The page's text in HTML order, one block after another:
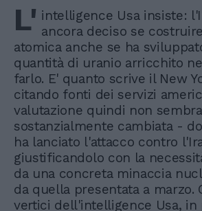
L' intelligence Usa insiste:
ancora deciso se
atomica anche se ha
quantità di uranio arricchito
farlo. E' quanto scrive il New
citando fonti dei servizi
valutazione quindi non
sostanzialmente cambiata -
ha lanciato l'attacco contro
giustificandolo con la
da una concreta minaccia
da quella presentata a marzo.
vertici dell'intelligence Usa, in